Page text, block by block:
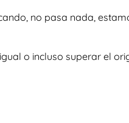
no pasa nada,
o incluso superar el